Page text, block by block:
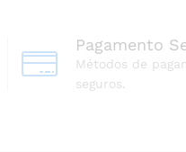
Pagamento
Métodos de
seguros.